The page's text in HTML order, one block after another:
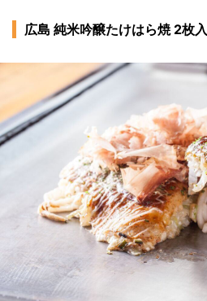
広島 純米吟醸たけはら焼 2枚入